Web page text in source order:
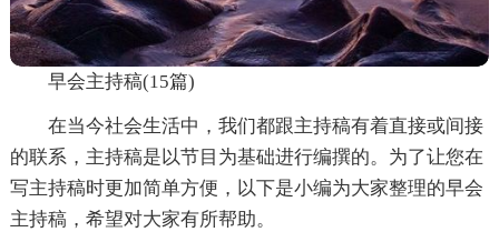
早会主持稿(15篇)
在当今社会生活中，我们都跟主持稿有着直接或间接
的联系，主持稿是以节目为基础进行编撰的。为了让您在
写主持稿时更加简单方便，以下是小编为大家整理的早会
主持稿，希望对大家有所帮助。